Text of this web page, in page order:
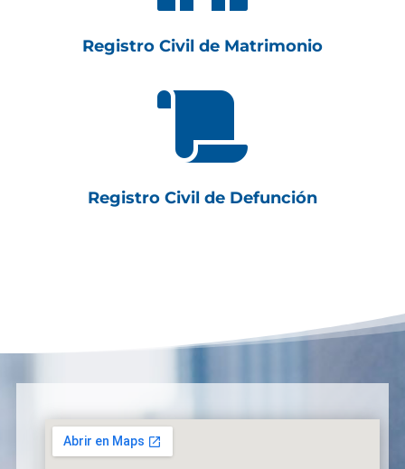
Registro Civil de Matrimonio

Registro Civil de Defunción